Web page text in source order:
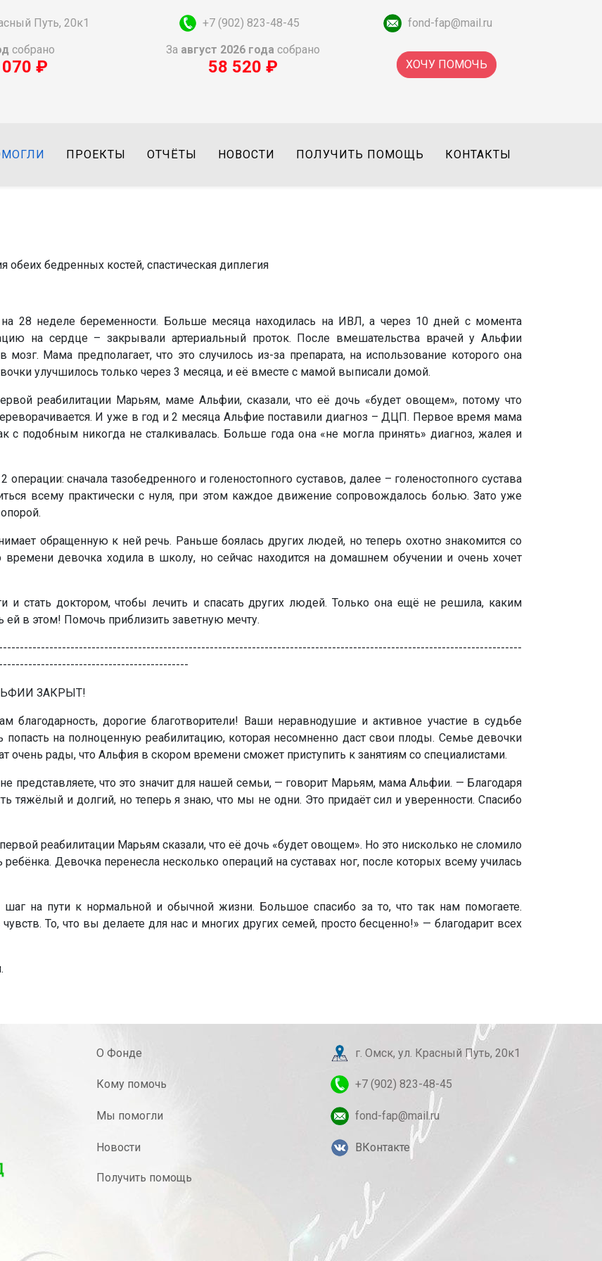
Путь, 20к1 +7 (902) 823-48-45
fond-fap@mail.ru
собрано
₽
За август 2026 года собрано
58 520 ₽ ХОЧУ ПОМОЧЬ
ПРОЕКТЫ ОТЧЁТЫ НОВОСТИ ПОЛУЧИТЬ ПОМОЩЬ КОНТАКТЫ
бедренных костей, спастическая диплегия
28 неделе беременности. Больше месяца находилась на ИВЛ, а через 10 дней с момента
на сердце – закрывали артериальный проток. После вмешательства врачей у Альфии
Мама предполагает, что это случилось из-за препарата, на использование которого она
улучшилось только через 3 месяца, и её вместе с мамой выписали домой.
реабилитации Марьям, маме Альфии, сказали, что её дочь «будет овощем», потому что
И уже в год и 2 месяца Альфие поставили диагноз – ДЦП. Первое время мама
с подобным никогда не сталкивалась. Больше года она «не могла принять» диагноз, жалея и
сначала тазобедренного и голеностопного суставов, далее – голеностопного сустава
всему практически с нуля, при этом каждое движение сопровождалось болью. Зато уже
обращенную к ней речь. Раньше боялась других людей, но теперь охотно знакомится со
девочка ходила в школу, но сейчас находится на домашнем обучении и очень хочет
и стать доктором, чтобы лечить и спасать других людей. Только она ещё не решила, каким
в этом! Помочь приблизить заветную мечту.
ЗАКРЫТ!
благодарность, дорогие благотворители! Ваши неравнодушие и активное участие в судьбе
на полноценную реабилитацию, которая несомненно даст свои плоды. Семье девочки
очень рады, что Альфия в скором времени сможет приступить к занятиям со специалистами.
представляете, что это значит для нашей семьи, — говорит Марьям, мама Альфии. — Благодаря
и долгий, но теперь я знаю, что мы не одни. Это придаёт сил и уверенности. Спасибо
реабилитации Марьям сказали, что её дочь «будет овощем». Но это нисколько не сломило
Девочка перенесла несколько операций на суставах ног, после которых всему училась
на пути к нормальной и обычной жизни. Большое спасибо за то, что так нам помогаете.
То, что вы делаете для нас и многих других семей, просто бесценно!» — благодарит всех
О Фонде г. Омск, ул. Красный Путь, 20к1
Кому помочь +7 (902) 823-48-45
Мы помогли fond-fap@mail.ru
Новости ВКонтакте
Получить помощь